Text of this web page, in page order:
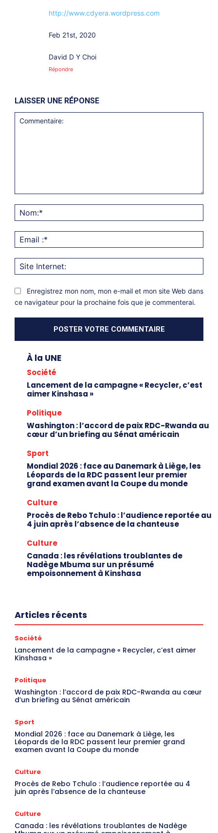
http://www.cdyera.wordpress.com
Feb 21st, 2020
David D Y Choi
Répondre
LAISSER UNE RÉPONSE
:*
Enregistrez mon nom, mon e-mail et mon site Web dans
ce navigateur pour la prochaine fois que je commenterai.
À la UNE
Société
Lancement de la campagne « Recycler, c’est
aimer Kinshasa »
Politique
Washington : l’accord de paix RDC-Rwanda au
cœur d’un briefing au Sénat américain
Sport
Mondial 2026 : face au Danemark à Liège, les
Léopards de la RDC passent leur premier
grand examen avant la Coupe du monde
Culture
Procès de Rebo Tchulo : l’audience reportée au
4 juin après l’absence de la chanteuse
Culture
Canada : les révélations troublantes de
Nadège Mbuma sur un présumé
empoisonnement à Kinshasa
Articles récents
Société
Lancement de la campagne « Recycler, c’est aimer
Kinshasa »
Politique
Washington : l’accord de paix RDC-Rwanda au cœur
d’un briefing au Sénat américain
Sport
Mondial 2026 : face au Danemark à Liège, les
Léopards de la RDC passent leur premier grand
examen avant la Coupe du monde
Culture
Procès de Rebo Tchulo : l’audience reportée au 4
juin après l’absence de la chanteuse
Culture
Canada : les révélations troublantes de Nadège